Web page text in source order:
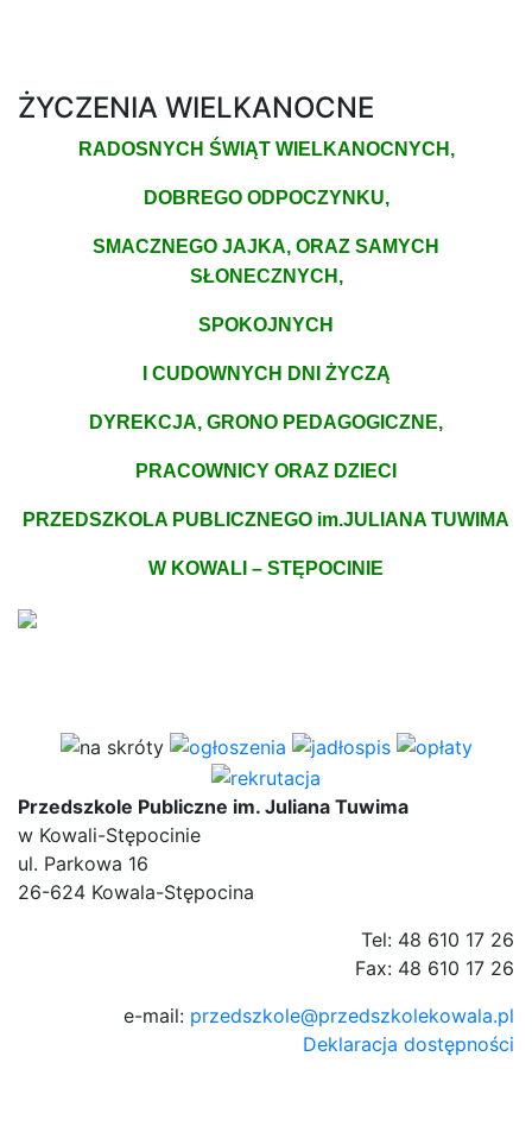
ŻYCZENIA WIELKANOCNE
RADOSNYCH ŚWIĄT WIELKANOCNYCH,
DOBREGO ODPOCZYNKU,
SMACZNEGO JAJKA, ORAZ SAMYCH
SŁONECZNYCH,
SPOKOJNYCH
I CUDOWNYCH DNI ŻYCZĄ
DYREKCJA, GRONO PEDAGOGICZNE,
PRACOWNICY ORAZ DZIECI
PRZEDSZKOLA PUBLICZNEGO im.JULIANA TUWIMA
W KOWALI – STĘPOCINIE
Przedszkole Publiczne im. Juliana Tuwima
w Kowali-Stępocinie
ul. Parkowa 16
26-624 Kowala-Stępocina
Tel: 48 610 17 26
Fax: 48 610 17 26
e-mail: przedszkole@przedszkolekowala.pl
Deklaracja dostępności